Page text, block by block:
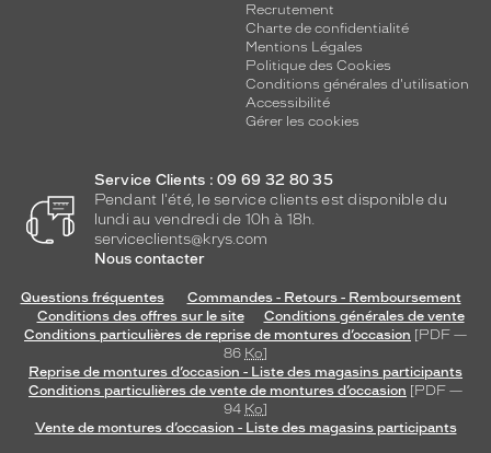
Recrutement
Charte de confidentialité
Mentions Légales
Politique des Cookies
Conditions générales d'utilisation
Accessibilité
Gérer les cookies
Service Clients : 09 69 32 80 35
Pendant l'été, le service clients est disponible du
lundi au vendredi de 10h à 18h.
serviceclients@krys.com
Nous contacter
Questions fréquentes
Commandes - Retours - Remboursement
Conditions des offres sur le site
Conditions générales de vente
Conditions particulières de reprise de montures d’occasion [PDF —
86 Ko]
Reprise de montures d’occasion - Liste des magasins participants
Conditions particulières de vente de montures d’occasion [PDF —
94 Ko]
Vente de montures d’occasion - Liste des magasins participants